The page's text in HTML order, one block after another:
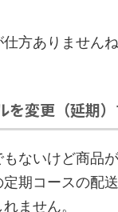
方ありませんね
を変更（延期
ないけど商品
期コースの配
ません。